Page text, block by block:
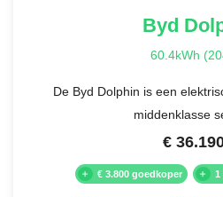
Byd
60.4kWh
De Byd Dolphin is een
middenklasse
€
€ 3.800 goedkoper 1